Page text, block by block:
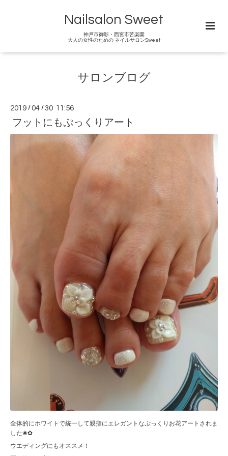
Nailsalon Sweet
神戸市御影・西宮市苦楽園
大人の女性のための ネイルサロンSweet
サロンブログ
2019 /04 /30 11:56
フットにもぷっくりアート
全体的にホワイトで統一して親指にエレガントなぷっくりお花アートされま
した❀✿
ウエディングにもオススメ！